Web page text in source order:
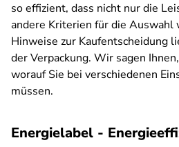
so effizient, dass nicht nur die
andere Kriterien für die Auswahl
Hinweise zur Kaufentscheidung
der Verpackung. Wir sagen
worauf Sie bei verschiedenen
müssen.
Energielabel -